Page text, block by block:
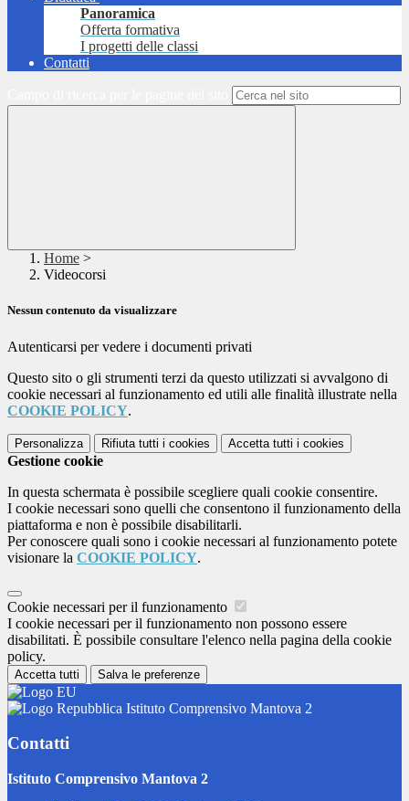
Panoramica
Offerta formativa
I progetti delle classi
Contatti
Home >
Videocorsi
Nessun contenuto da visualizzare
Autenticarsi per vedere i documenti privati
Questo sito o gli strumenti terzi da questo utilizzati si avvalgono di
cookie necessari al funzionamento ed utili alle finalità illustrate nella
COOKIE POLICY.
Personalizza Rifiuta tutti i cookies Accetta tutti i cookies
Gestione cookie
In questa schermata è possibile scegliere quali cookie consentire.
I cookie necessari sono quelli che consentono il funzionamento della
piattaforma e non è possibile disabilitarli.
Per conoscere quali sono i cookie necessari al funzionamento potete
visionare la COOKIE POLICY.
Cookie necessari per il funzionamento
I cookie necessari per il funzionamento non possono essere
disabilitati. È possibile consultare l'elenco nella pagina della cookie
policy.
Accetta tutti Salva le preferenze
Istituto Comprensivo Mantova 2
Contatti
Istituto Comprensivo Mantova 2